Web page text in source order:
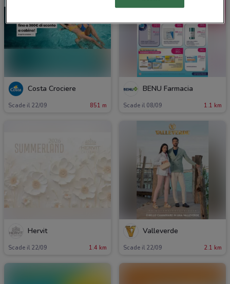
Costa Crociere
Scade il 22/09 851 m
BENU Farmacia
Scade il 08/09 1.1 km
Hervit
Scade il 22/09 1.4 km
Valleverde
Scade il 22/09 2.1 km